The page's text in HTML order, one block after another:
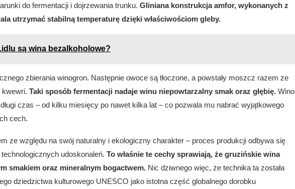
do fermentacji i dojrzewania trunku. Gliniana konstrukcja amfor, wykonanych z
utrzymać stabilną temperaturę dzięki właściwościom gleby.
są wina bezalkoholowe?
zbierania winogron. Następnie owoce są tłoczone, a powstały moszcz razem ze
kwewri. Taki sposób fermentacji nadaje winu niepowtarzalny smak oraz głębię. Wino
czas – od kilku miesięcy po nawet kilka lat – co pozwala mu nabrać wyjątkowego
cech.
ze względu na swój naturalny i ekologiczny charakter – proces produkcji odbywa się
udoskonaleń. To właśnie te cechy sprawiają, że gruzińskie wina
smakiem oraz mineralnym bogactwem. Nic dziwnego więc, że technika ta została
dziedzictwa kulturowego UNESCO jako istotna część globalnego dorobku